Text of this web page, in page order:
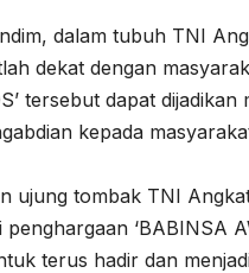
dalam tubuh TNI
dekat dengan
tersebut dapat
kepada
ujung tombak TNI
‘BABINSA
terus hadir dan